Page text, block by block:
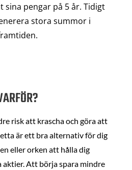
sina pengar på 5 år. Tidigt
stora summor i
risk att krascha och göra att
är ett bra alternativ för dig
eller orken att hålla dig
aktier. Att börja spara mindre